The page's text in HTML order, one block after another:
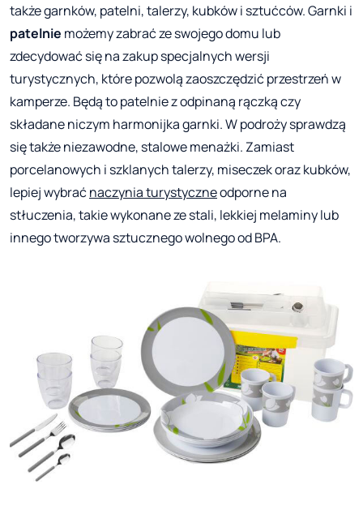
także garnków, patelni, talerzy, kubków i sztućców. Garnki i
patelnie możemy zabrać ze swojego domu lub
zdecydować się na zakup specjalnych wersji
turystycznych, które pozwolą zaoszczędzić przestrzeń w
kamperze. Będą to patelnie z odpinaną rączką czy
składane niczym harmonijka garnki. W podroży sprawdzą
się także niezawodne, stalowe menażki. Zamiast
porcelanowych i szklanych talerzy, miseczek oraz kubków,
lepiej wybraćnaczynia turystyczneodporne na
stłuczenia, takie wykonane ze stali, lekkiej melaminy lub
innego tworzywa sztucznego wolnego od BPA.